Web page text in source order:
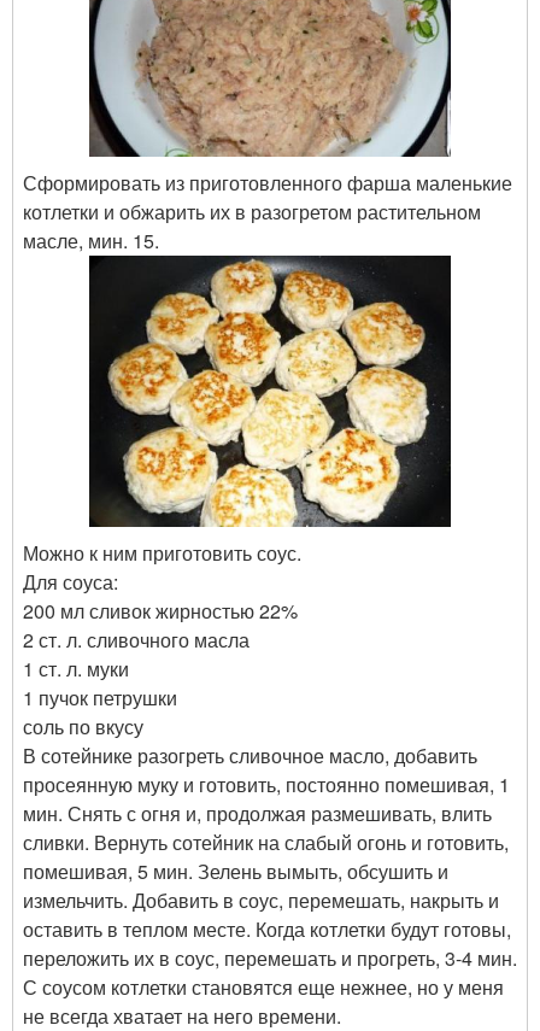
Сформировать из приготовленного фарша маленькие
котлетки и обжарить их в разогретом растительном
масле, мин. 15.
Можно к ним приготовить соус.
Для соуса:
200 мл сливок жирностью 22%
2 ст. л. сливочного масла
1 ст. л. муки
1 пучок петрушки
соль по вкусу
В сотейнике разогреть сливочное масло, добавить
просеянную муку и готовить, постоянно помешивая, 1
мин. Снять с огня и, продолжая размешивать, влить
сливки. Вернуть сотейник на слабый огонь и готовить,
помешивая, 5 мин. Зелень вымыть, обсушить и
измельчить. Добавить в соус, перемешать, накрыть и
оставить в теплом месте. Когда котлетки будут готовы,
переложить их в соус, перемешать и прогреть, 3-4 мин.
С соусом котлетки становятся еще нежнее, но у меня
не всегда хватает на него времени.